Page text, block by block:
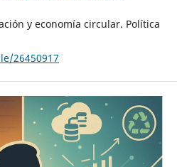
y economía circular. Política
26450917